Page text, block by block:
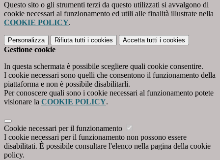
Questo sito o gli strumenti terzi da questo utilizzati si avvalgono di
cookie necessari al funzionamento ed utili alle finalità illustrate nella
COOKIE POLICY.
Personalizza Rifiuta tutti i cookies Accetta tutti i cookies
Gestione cookie
In questa schermata è possibile scegliere quali cookie consentire.
I cookie necessari sono quelli che consentono il funzionamento della
piattaforma e non è possibile disabilitarli.
Per conoscere quali sono i cookie necessari al funzionamento potete
visionare la COOKIE POLICY.
Cookie necessari per il funzionamento
I cookie necessari per il funzionamento non possono essere
disabilitati. È possibile consultare l'elenco nella pagina della cookie
policy.